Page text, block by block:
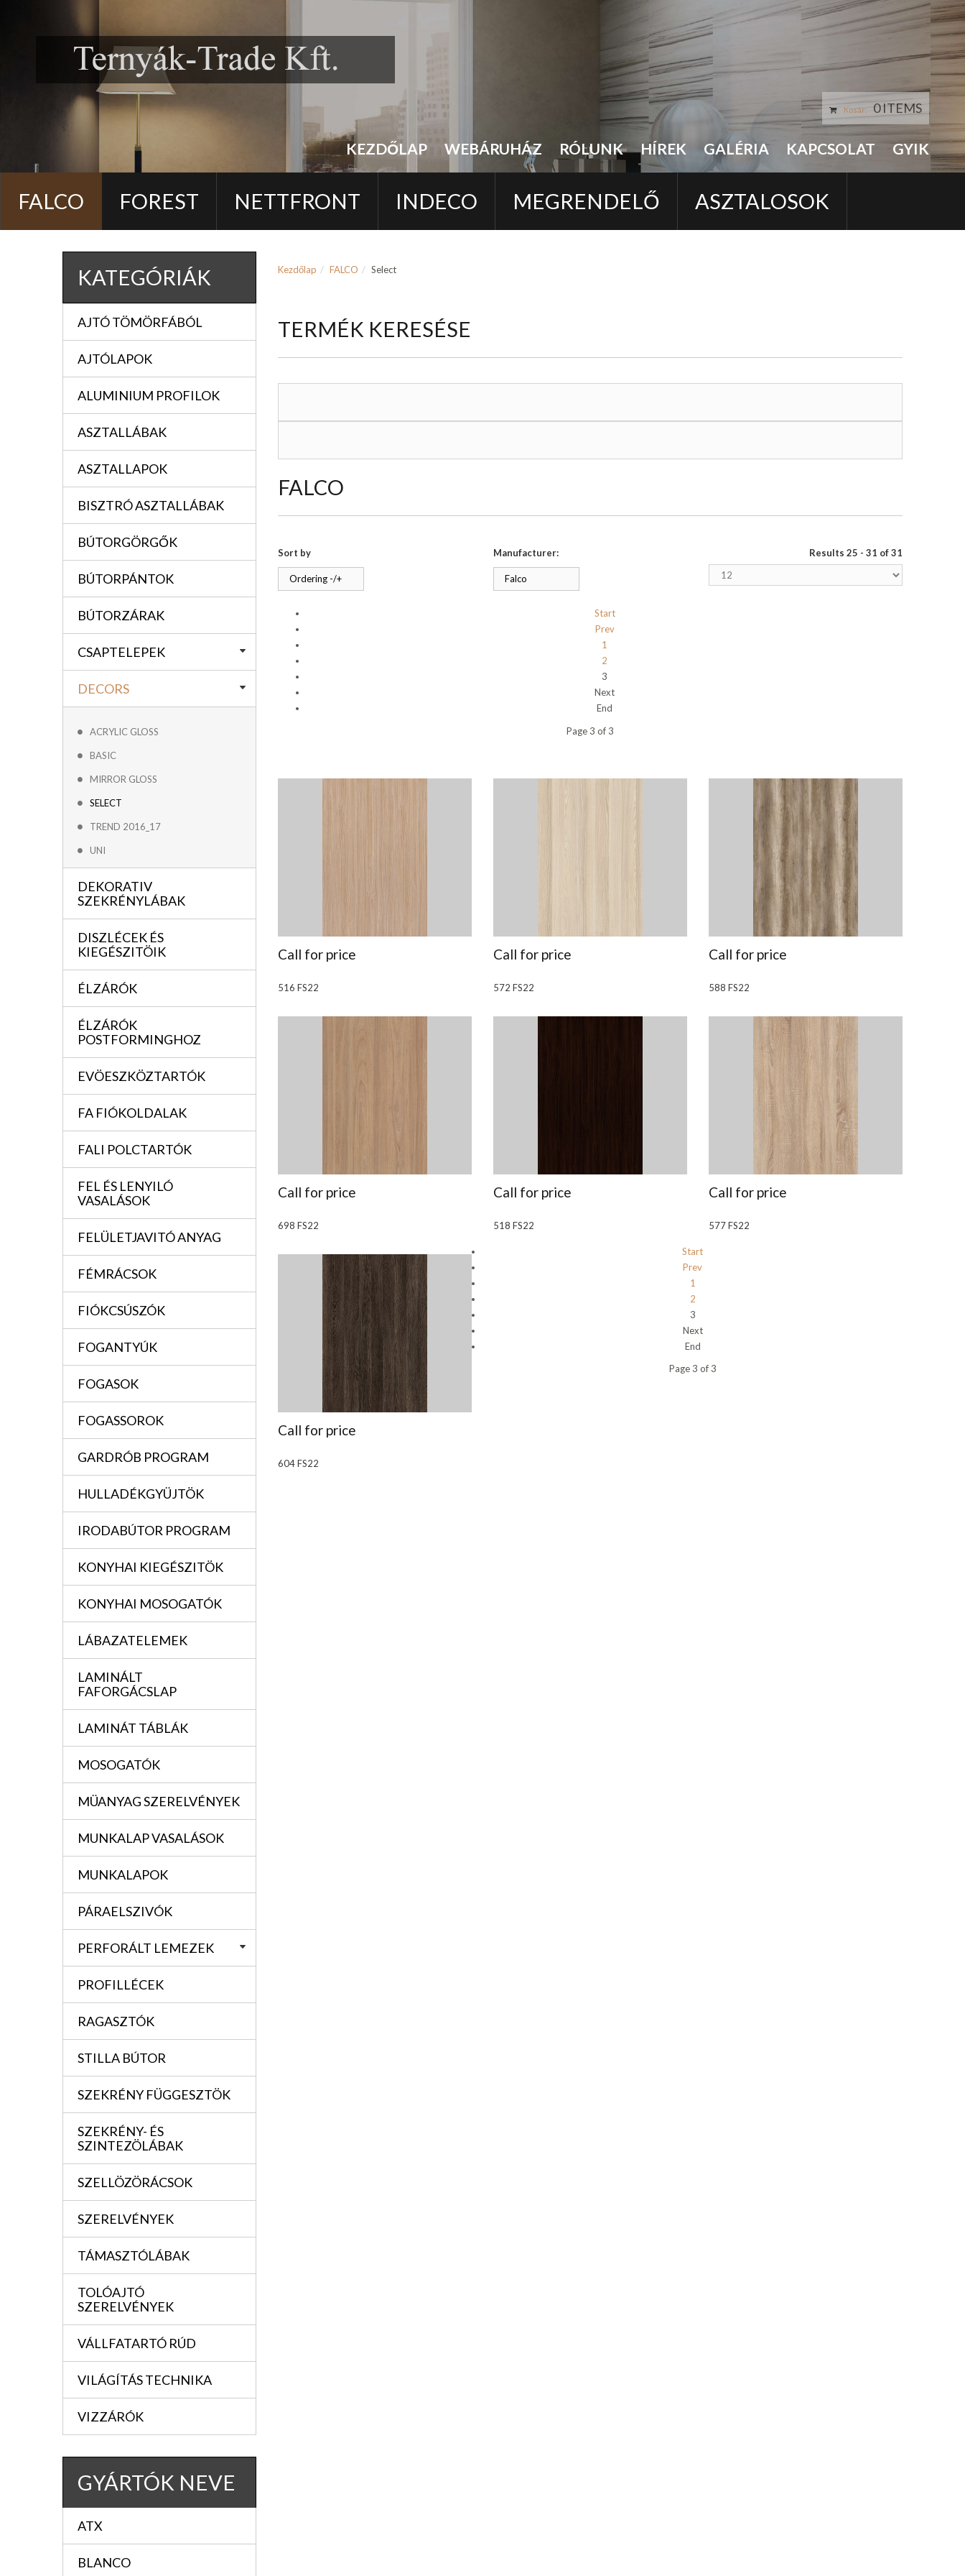
KEZDŐLAP WEBÁRUHÁZ RÓLUNK HÍREK GALÉRIA KAPCSOLAT GYIK
Kosár: 0 ITEMS
FALCO FOREST NETTFRONT INDECO MEGRENDELŐ ASZTALOSOK
KATEGÓRIÁK
AJTÓ TÖMÖRFÁBÓL
AJTÓLAPOK
ALUMINIUM PROFILOK
ASZTALLÁBAK
ASZTALLAPOK
BISZTRÓ ASZTALLÁBAK
BÚTORGÖRGŐK
BÚTORPÁNTOK
BÚTORZÁRAK
CSAPTELEPEK
DECORS
ACRYLIC GLOSS
BASIC
MIRROR GLOSS
SELECT
TREND 2016_17
UNI
DEKORATIV
SZEKRÉNYLÁBAK
DISZLÉCEK ÉS
KIEGÉSZITÖIK
ÉLZÁRÓK
ÉLZÁRÓK
POSTFORMINGHOZ
EVÖESZKÖZTARTÓK
FA FIÓKOLDALAK
FALI POLCTARTÓK
FEL ÉS LENYILÓ
VASALÁSOK
FELÜLETJAVITÓ ANYAG
FÉMRÁCSOK
FIÓKCSÚSZÓK
FOGANTYÚK
FOGASOK
FOGASSOROK
GARDRÓB PROGRAM
HULLADÉKGYÜJTÖK
IRODABÚTOR PROGRAM
KONYHAI KIEGÉSZITÖK
KONYHAI MOSOGATÓK
LÁBAZATELEMEK
LAMINÁLT
FAFORGÁCSLAP
LAMINÁT TÁBLÁK
MOSOGATÓK
MÜANYAG SZERELVÉNYEK
MUNKALAP VASALÁSOK
MUNKALAPOK
PÁRAELSZIVÓK
PERFORÁLT LEMEZEK
PROFILLÉCEK
RAGASZTÓK
STILLA BÚTOR
SZEKRÉNY FÜGGESZTÖK
SZEKRÉNY- ÉS
SZINTEZÖLÁBAK
SZELLÖZÖRÁCSOK
SZERELVÉNYEK
TÁMASZTÓLÁBAK
TOLÓAJTÓ
SZERELVÉNYEK
VÁLLFATARTÓ RÚD
VILÁGÍTÁS TECHNIKA
VIZZÁRÓK
GYÁRTÓK NEVE
ATX
BLANCO
Kezdőlap FALCO Select
TERMÉK KERESÉSE
FALCO
Sort by
Ordering -/+
Manufacturer:
Falco
Results 25 - 31 of 31
Start
Prev
1
2
3
Next
End
Page 3 of 3
Call for price
516 FS22
Call for price
572 FS22
Call for price
588 FS22
Call for price
698 FS22
Call for price
518 FS22
Call for price
577 FS22
Call for price
604 FS22
Start
Prev
1
2
3
Next
End
Page 3 of 3